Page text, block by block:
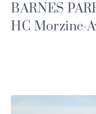
BARNES
HC Morzine-